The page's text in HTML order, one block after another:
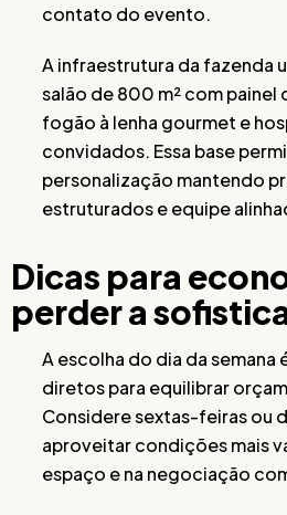
contato do evento.
A infraestrutura da fazenda
salão de 800 m² com painel
fogão à lenha gourmet e
convidados. Essa base
personalização mantendo
estruturados e equipe
Dicas para
perder a
A escolha do dia da semana
diretos para equilibrar
Considere sextas-feiras ou
aproveitar condições mais
espaço e na negociação